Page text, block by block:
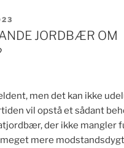
JORDBÆR OM
men det kan ikke
vil opstå et sådant
der ikke mangler
mere